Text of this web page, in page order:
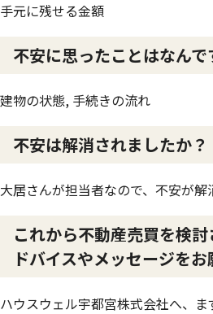
手元に残せる金額
不安に思ったことはなんで
建物の状態, 手続きの流れ
不安は解消されましたか？
大居さんが担当者なので、不安が解
これから不動産売買を検
ドバイスやメッセージを
ハウスウェル宇都宮株式会社へ、